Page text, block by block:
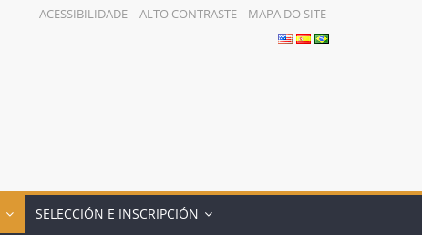
ACESSIBILIDADE ALTO CONTRASTE MAPA DO SITE
SELECCIÓN E INSCRIPCIÓN